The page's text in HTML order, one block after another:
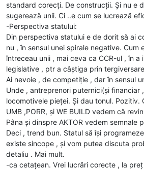
standard corecți. De construcții. Și nu e
sugerează unii. Ci ..e cum se lucrează
-Perspectiva statului:
Din perspectiva statului e de dorit să ai
nu , în sensul unei spirale negative. Cum
întreceau unii , mai ceva ca CCR-ul , în
legislative , ptr a câștiga prin
Ai nevoie , de competiție , dar în sensul
Unde , antreprenori puternici(și financiar
locomotivele pieței. Și dau tonul. Pozitiv.
UMB ,PORR, și WE BUILD vedem că
Pâna și dinspre AKTOR vedem semnale
Deci , trend bun. Statul să își
existe sincope , și vom putea discuta
detaliu . Mai mult.
-ca cetațean. Vrei lucrări corecte , la